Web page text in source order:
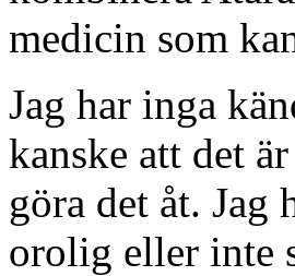
medicin som
Jag har inga
kanske att det
göra det åt. Jag
orolig eller inte